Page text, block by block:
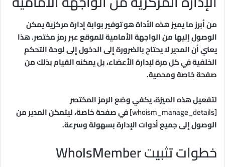
من أبرز ما يميز هذه الأداة هو توفير بوابة إدارة مركزية يمكن
الوصول إليها من الواجهة الأمامية للموقع عبر رمز مختصر. هذا
يعني أن المدير لا يحتاج بالضرورة إلى الدخول إلى لوحة التحكم
الخلفية في كل مرة لإدارة الأعضاء، بل يمكنه القيام بذلك من
صفحة خاصة ومحمية.
لتفعيل هذه الميزة، يكفي وضع الرمز المختصر
[whoism_manage_details]
في صفحة خاصة، ليتمكن المدير من
الوصول إلى جميع أدوات الإدارة بسهولة وسرعة.
خطوات تثبيت WhoIsMember